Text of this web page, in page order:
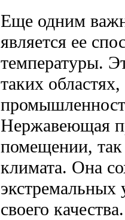
Еще одним
является ее
температуры.
таких
Нержавеющая
помещении, так
климата. Она
экстремальных
своего качества.